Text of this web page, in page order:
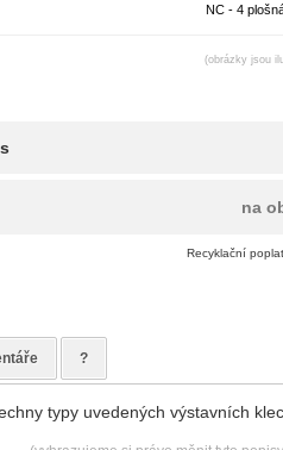
NC - 4
(obrázky jsou
na
Recyklační
?
typy uvedených výstavních